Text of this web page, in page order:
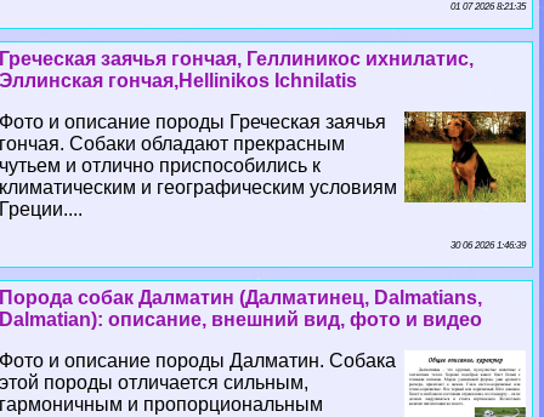
01 07 2026 8:21:35
Греческая заячья гончая, Геллиникос ихнилатис,
Эллинская гончая,Hellinikos Ichnilatis
Фото и описание породы Греческая заячья
гончая. Собаки обладают прекрасным
чутьем и отлично приспособились к
климатическим и географическим условиям
Греции....
30 06 2026 1:46:39
Порода собак Далматин (Далматинец, Dalmatians,
Dalmatian): описание, внешний вид, фото и видео
Фото и описание породы Далматин. Собака
этой породы отличается сильным,
гармоничным и пропорциональным